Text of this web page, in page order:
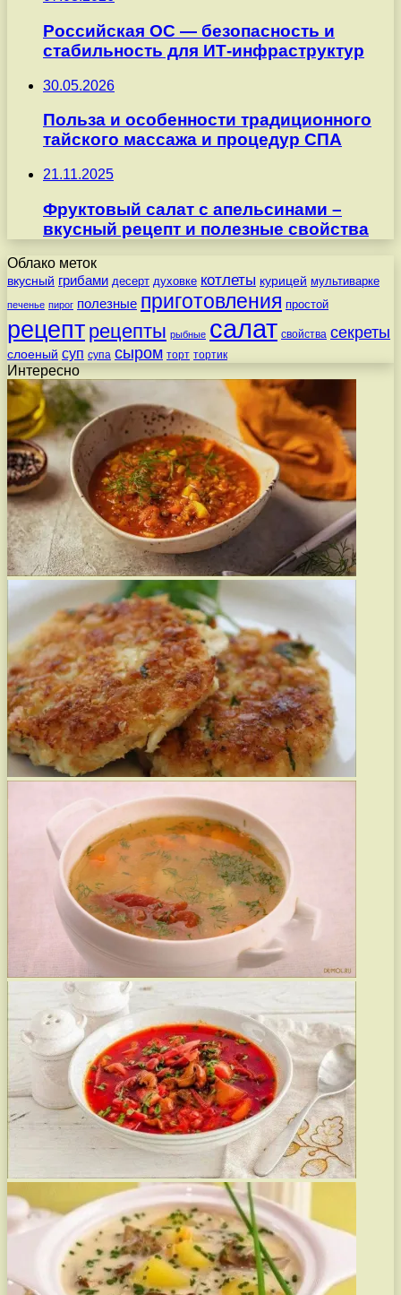
Российская ОС — безопасность и
стабильность для ИТ-инфраструктур
30.05.2026
Польза и особенности традиционного
тайского массажа и процедур СПА
21.11.2025
Фруктовый салат с апельсинами –
вкусный рецепт и полезные свойства
Облако меток
вкусный грибами десерт духовке котлеты курицей мультиварке
печенье пирог полезные приготовления простой
рецепт рецепты рыбные салат свойства секреты
слоеный суп супа сыром торт тортик
Интересно